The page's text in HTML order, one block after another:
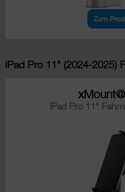
Zum
iPad Pro 11" (2024-2025)
iPad Pro 11"